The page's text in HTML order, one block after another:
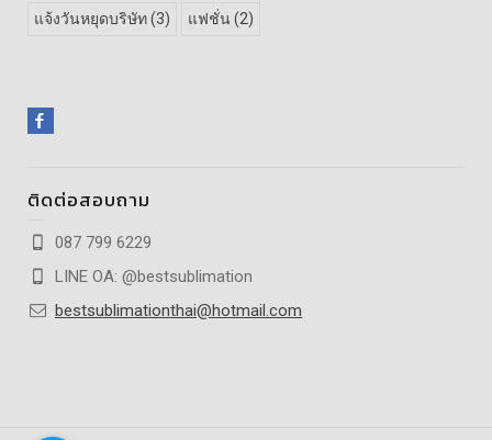
แจ้งวันหยุดบริษัท(3) แฟชั่น (2)
ติดต่อสอบถาม
087 799 6229
LINE OA: @bestsublimation
bestsublimationthai@hotmail.com